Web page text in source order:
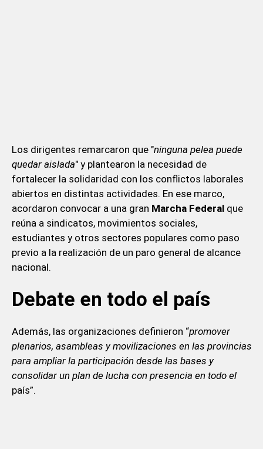
Los dirigentes remarcaron que "ninguna pelea puede
quedar aislada" y plantearon la necesidad de
fortalecer la solidaridad con los conflictos laborales
abiertos en distintas actividades. En ese marco,
acordaron convocar a una gran Marcha Federalque
reúna a sindicatos, movimientos sociales,
estudiantes y otros sectores populares como paso
previo a la realización de un paro general de alcance
nacional.
Debate en todo el país
Además, las organizaciones definieron “promover
plenarios, asambleas y movilizaciones en las provincias
para ampliar la participación desde las bases y
consolidar un plan de lucha con presencia en todo el
país”.